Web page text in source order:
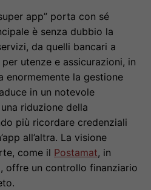
app” porta con sé
è senza dubbio la
da quelli bancari a
utenze e assicurazioni, in
enormemente la gestione
in un notevole
riduzione della
più ricordare credenziali
all’altra. La visione
come il Postamat, in
offre un controllo finanziario